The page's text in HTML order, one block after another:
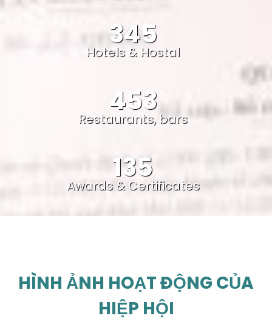
345
Hotels & Hostal
453
Restaurants, bars
135
Awards & Certificates
HÌNH ẢNH HOẠT ĐỘNG CỦA
HIỆP HỘI